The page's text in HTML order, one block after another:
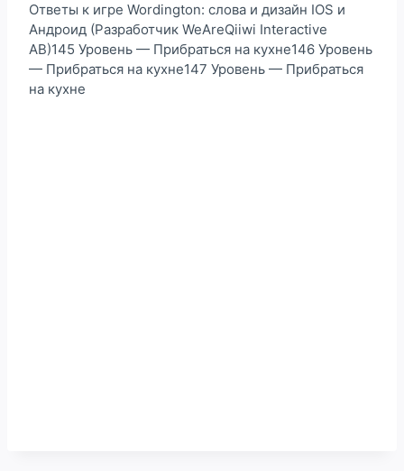
Ответы к игре Wordington: слова и дизайн IOS и
Андроид (Разработчик WeAreQiiwi Interactive
AB)145 Уровень — Прибраться на кухне146 Уровень
— Прибраться на кухне147 Уровень — Прибраться
на кухне